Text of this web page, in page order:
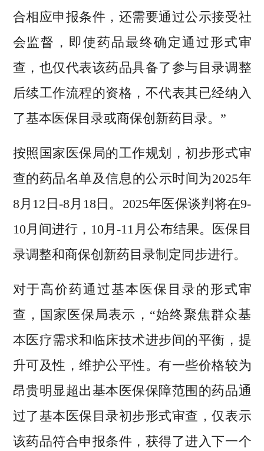
合相应申报条件，还需要通过公示接受社
会监督，即使药品最终确定通过形式审
查，也仅代表该药品具备了参与目录调整
后续工作流程的资格，不代表其已经纳入
了基本医保目录或商保创新药目录。”
按照国家医保局的工作规划，初步形式审
查的药品名单及信息的公示时间为2025年
8月12日-8月18日。2025年医保谈判将在9-
10月间进行，10月-11月公布结果。医保目
录调整和商保创新药目录制定同步进行。
对于高价药通过基本医保目录的形式审
查，国家医保局表示，“始终聚焦群众基
本医疗需求和临床技术进步间的平衡，提
升可及性，维护公平性。有一些价格较为
昂贵明显超出基本医保保障范围的药品通
过了基本医保目录初步形式审查，仅表示
该药品符合申报条件，获得了进入下一个